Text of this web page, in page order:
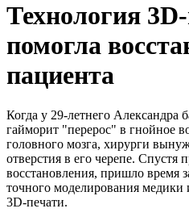
Технология
помогла
пациента
Когда у 29-летнего Александра
гайморит "перерос" в гнойное
головного мозга, хирурги
отверстия в его черепе. Спустя
восстановления, пришло время
точного моделирования медики
3D-печати.